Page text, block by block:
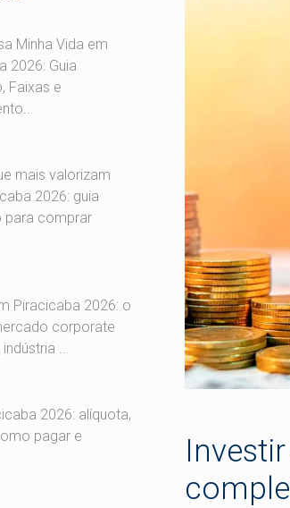
Minha Vida em
2026: Guia
Faixas e
mais valorizam
2026: guia
para comprar
Piracicaba 2026: o
corporate
...
2026: alíquota,
pagar e